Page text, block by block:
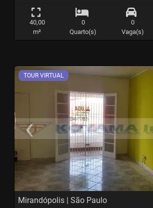
40,00
m²
0
Quarto(s)
0
Vaga(s)
TOUR VIRTUAL
‹
Previous
Mirandópolis | São Paulo